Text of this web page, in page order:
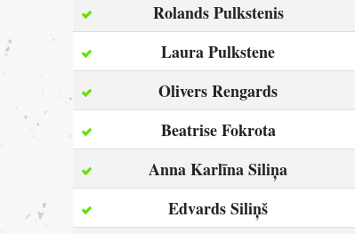
Rolands Pulkstenis
Laura Pulkstene
Olivers Rengards
Beatrise Fokrota
Anna Karlīna Siliņa
Edvards Siliņš